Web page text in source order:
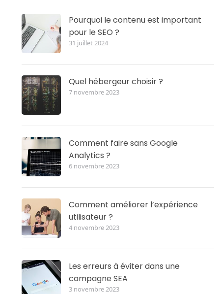
Pourquoi le contenu est important
pour le SEO ?
31 juillet 2024
Quel hébergeur choisir ?
7 novembre 2023
Comment faire sans Google
Analytics ?
6 novembre 2023
Comment améliorer l’expérience
utilisateur ?
4 novembre 2023
Les erreurs à éviter dans une
campagne SEA
3 novembre 2023